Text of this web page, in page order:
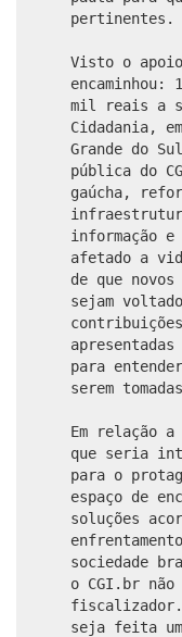
pertinentes.
Visto o
encaminhou:
mil reais a
Cidadania,
Grande do
pública do
gaúcha,
informação e
afetado a
de que novos
sejam
apresentadas
para
serem
Em relação
que seria
para o
espaço de
soluções
sociedade
o CGI.br
fiscalizador.
seja feita